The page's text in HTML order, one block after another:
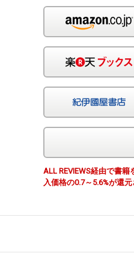
ALL REVIEWS経由で書
入価格の0.7～5.6%が還